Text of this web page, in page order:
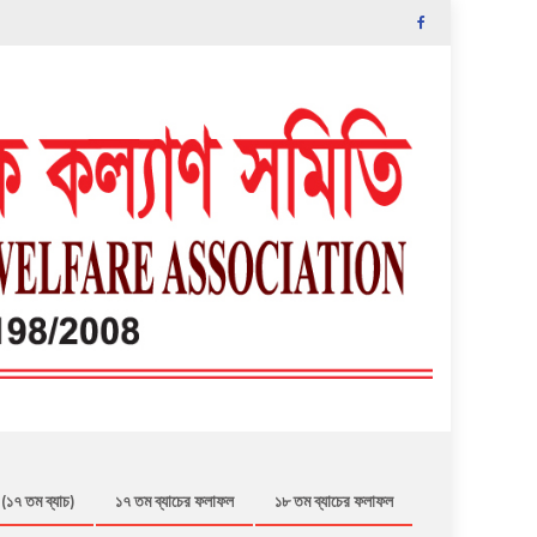
তম ব্যাচ) ১৭ তম ব্যাচের ফলাফল
১৮ তম ব্যাচের ফলাফল